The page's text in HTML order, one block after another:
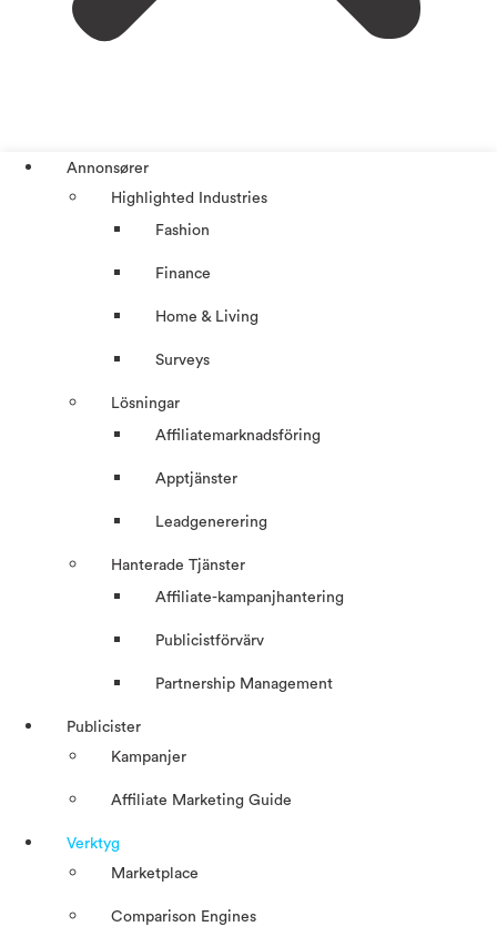
Annonsører
Highlighted Industries
Fashion
Finance
Home & Living
Surveys
Lösningar
Affiliatemarknadsföring
Apptjänster
Leadgenerering
Hanterade Tjänster
Affiliate-kampanjhantering
Publicistförvärv
Partnership Management
Publicister
Kampanjer
Affiliate Marketing Guide
Verktyg
Marketplace
Comparison Engines